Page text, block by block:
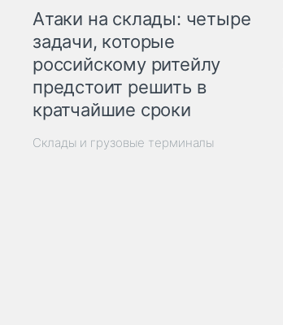
Атаки на склады: четыре
задачи, которые
российскому ритейлу
предстоит решить в
кратчайшие сроки
Склады и грузовые терминалы